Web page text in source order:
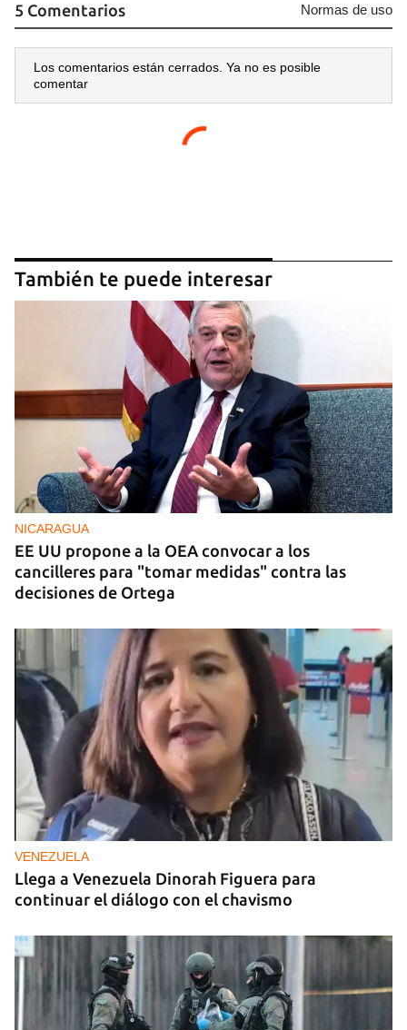
5 Comentarios Normas de uso
Los comentarios están cerrados. Ya no es posible
comentar
También te puede interesar
NICARAGUA
EE UU propone a la OEA convocar a los
cancilleres para "tomar medidas" contra las
decisiones de Ortega
VENEZUELA
Llega a Venezuela Dinorah Figuera para
continuar el diálogo con el chavismo